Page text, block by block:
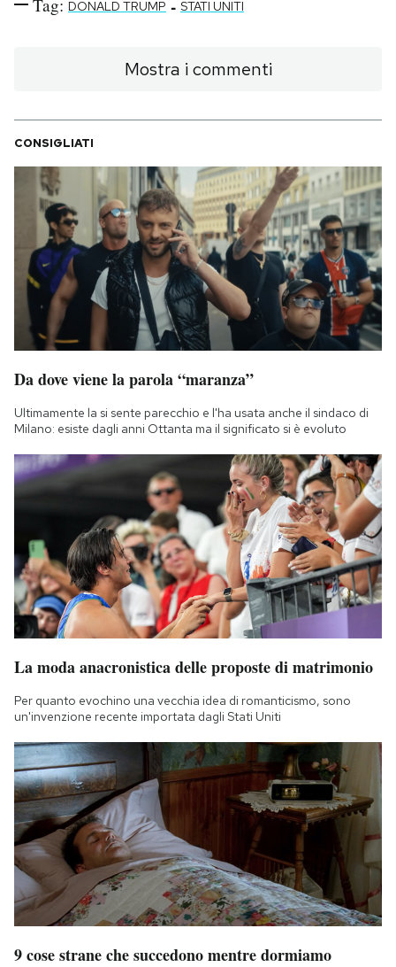
Tag: DONALD TRUMP - STATI UNITI
Mostra i commenti
CONSIGLIATI
Da dove viene la parola “maranza”
Ultimamente la si sente parecchio e l'ha usata anche il sindaco di
Milano: esiste dagli anni Ottanta ma il significato si è evoluto
La moda anacronistica delle proposte di matrimonio
Per quanto evochino una vecchia idea di romanticismo, sono
un'invenzione recente importata dagli Stati Uniti
9 cose strane che succedono mentre dormiamo